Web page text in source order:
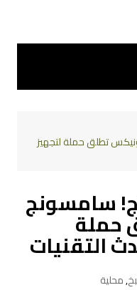
تطلق حملة لتجهيز
سامسونج
حملة
التقنيات
,محلية